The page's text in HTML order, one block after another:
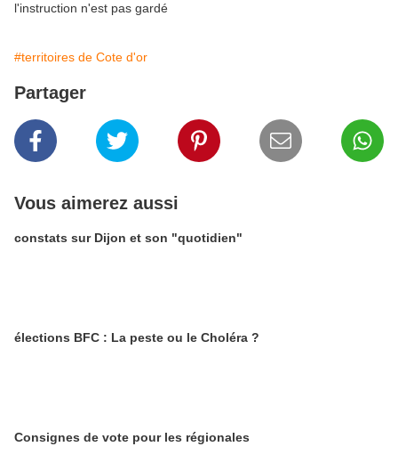
l'instruction n'est pas gardé
#territoires de Cote d'or
Partager
Vous aimerez aussi
constats sur Dijon et son "quotidien"
élections BFC : La peste ou le Choléra ?
Consignes de vote pour les régionales